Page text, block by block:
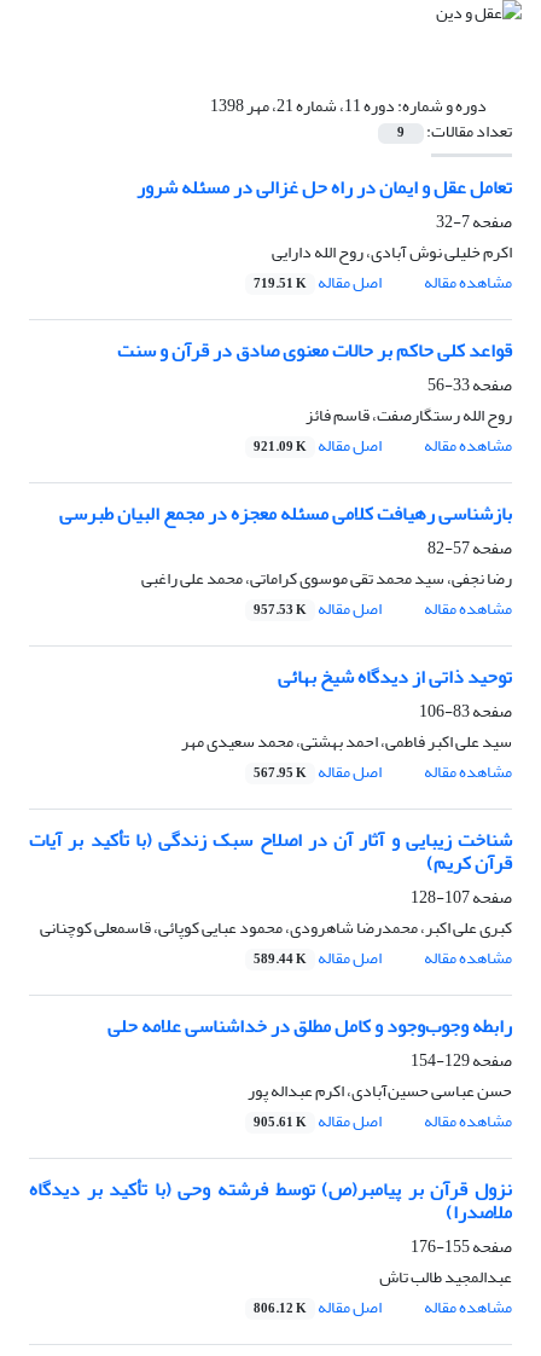
دوره و شماره:دوره 11، شماره 21، مهر 1398
تعداد مقالات: 9
تعامل عقل و ایمان در راه حل غزالی در مسئله شرور
صفحه7-32
اکرم خلیلی نوش آبادی، روح الله دارایی
مشاهده مقاله
اصل مقاله 719.51 K
قواعد کلی حاکم بر حالات معنوی صادق در قرآن و سنت
صفحه33-56
روح الله رستگارصفت، قاسم فائز
مشاهده مقاله
اصل مقاله 921.09 K
بازشناسی رهیافت کلامی مسئله معجزه در مجمع البیان طبرسی
صفحه57-82
رضا نجفی، سید محمد تقی موسوی کراماتی، محمد علی راغبی
مشاهده مقاله
اصل مقاله 957.53 K
توحید ذاتی از دیدگاه شیخ بهائی
صفحه83-106
سید علی اکبر فاطمی، احمد بهشتی، محمد سعیدی مهر
مشاهده مقاله
اصل مقاله 567.95 K
شناخت زیبایی و آثار آن در اصلاح سبک زندگی (با تأکید بر آیات
قرآن کریم)
صفحه107-128
کبری علی اکبر، محمدرضا شاهرودی، محمود عبایی کوپائی، قاسمعلی کوچنانی
مشاهده مقاله
اصل مقاله 589.44 K
رابطه وجوب‌وجود و کامل مطلق در خداشناسی علامه حلی
صفحه129-154
حسن عباسی حسین‌آبادی، اکرم عبداله پور
مشاهده مقاله
اصل مقاله 905.61 K
نزول قرآن بر پیامبر(ص) توسط فرشته وحی (با تأکید بر دیدگاه
ملاصدرا)
صفحه155-176
عبدالمجید طالب تاش
مشاهده مقاله
اصل مقاله 806.12 K